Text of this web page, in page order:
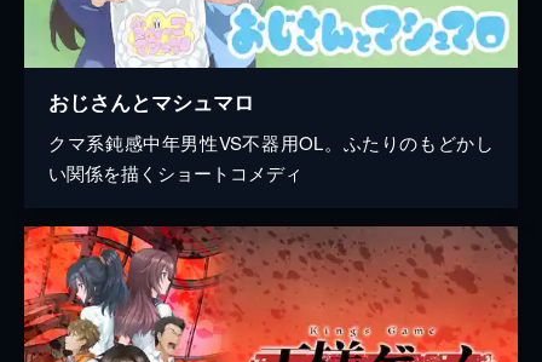
おじさんとマシュマロ
クマ系鈍感中年男性VS不器用OL。ふたりのもどかし
い関係を描くショートコメディ